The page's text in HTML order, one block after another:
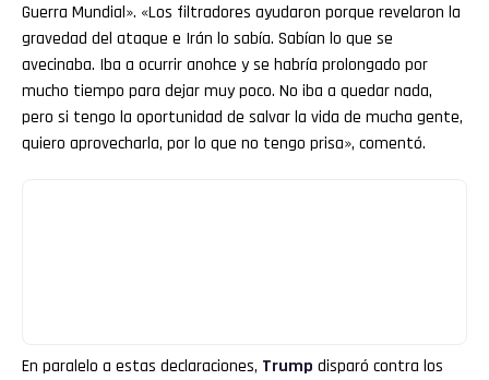
Guerra Mundial». «Los filtradores ayudaron porque revelaron la
gravedad del ataque e Irán lo sabía. Sabían lo que se
avecinaba. Iba a ocurrir anohce y se habría prolongado por
mucho tiempo para dejar muy poco. No iba a quedar nada,
pero si tengo la oportunidad de salvar la vida de mucha gente,
quiero aprovecharla, por lo que no tengo prisa», comentó.
En paralelo a estas declaraciones, Trump disparó contra los